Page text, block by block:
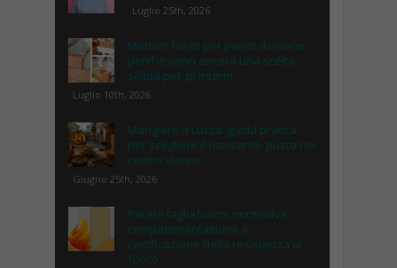
Luglio 25th, 2026
Mattoni forati per pareti divisorie:
perché sono ancora una scelta
solida per gli interni
Luglio 10th, 2026
Mangiare a Lucca: guida pratica
per scegliere il ristorante giusto nel
centro storico
Giugno 25th, 2026
Parete tagliafuoco: normativa,
compartimentazione e
certificazione della resistenza al
fuoco